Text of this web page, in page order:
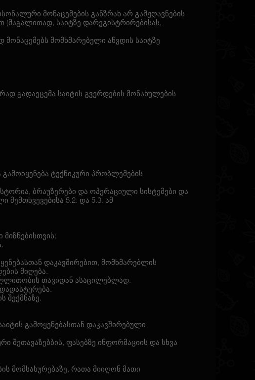
მონაცემების განზრახ არ გამჟღავნების
(მაგალითად, საიტზე დარეგისტრირებისას,
მომხმარებელი აწვდის საიტზე
გადაეცემა საიტის გვერდების მონახულების
გამოიყენება ტექნიკური პრობლემების
ბრაუზერები და ოპერაციული სისტემები და
შემთხვევებისა 5.2. და 5.3. ამ
დაკავშირებით, მომხმარებლის
მიღება.
თავიდან ასაცილებლად.
შექმნაზე.
გამოყენებასთან დაკავშირებული
შეთავაზებბის, ფასებზე ინფორმაციის და სხვა
მომსახურებაზე, რათა მიიღონ მათი